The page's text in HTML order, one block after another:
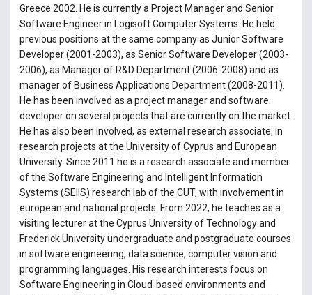
Greece 2002. He is currently a Project Manager and Senior
Software Engineer in Logisoft Computer Systems. He held
previous positions at the same company as Junior Software
Developer (2001-2003), as Senior Software Developer (2003-
2006), as Manager of R&D Department (2006-2008) and as
manager of Business Applications Department (2008-2011).
He has been involved as a project manager and software
developer on several projects that are currently on the market.
He has also been involved, as external research associate, in
research projects at the University of Cyprus and European
University. Since 2011 he is a research associate and member
of the Software Engineering and Intelligent Information
Systems (SEIIS) research lab of the CUT, with involvement in
european and national projects. From 2022, he teaches as a
visiting lecturer at the Cyprus University of Technology and
Frederick University undergraduate and postgraduate courses
in software engineering, data science, computer vision and
programming languages. His research interests focus on
Software Engineering in Cloud-based environments and